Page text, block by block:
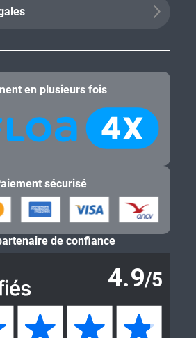
en plusieurs fois
sécurisé
de confiance